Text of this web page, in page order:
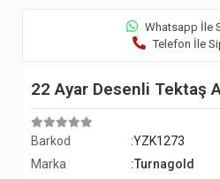
Whatsapp İle
Telefon İle
22 Ayar Desenli Tektaş
Barkod
:YZK1273
Marka
:Turnagold